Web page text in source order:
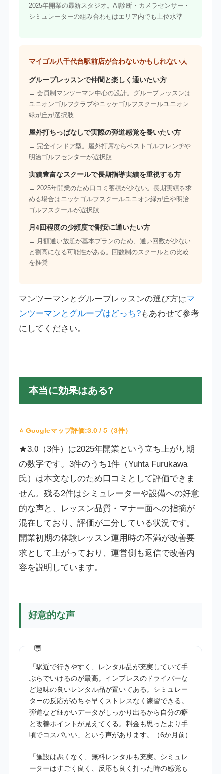
2025年開業の最新スタジオ。AI診断・カメラセンサー・
シミュレーターの組み合わせはエリア内でも上位水準
マイゴル八千代台駅前店が合わないかもしれない人
グループレッスンで仲間と楽しく通いたい方
→ 会員制マンツーマン中心の設計。グループレッスンは
ユニオンゴルフクラブやニッケゴルフスクールユニオン
緑が丘が選択肢
屋外打ちっぱなしで実際の弾道感覚を養いたい方
→ 完全インドア型。屋外打席ならベストゴルフレンヂや
明治ゴルフセンターが選択肢
実績豊富なスクールで長期指導実績を重視する方
→ 2025年開業のため口コミ蓄積が少ない。長期実績を求
める場合はニッケゴルフスクールユニオン緑が丘や明治
ゴルフスクールが選択肢
月4回程度の少頻度で割安に通いたい方
→ 月額通い放題が基本プランのため、通い回数が少ない
と割高になる可能性がある。回数制のスクールとの比較
を推奨
マンツーマンとグループレッスンの選び方はマ
ンツーマンとグループはどっち?もあわせて参考
にしてください。
本当に効果はある?
⭐ Googleマップ評価:3.0/ 5（3件）
★3.0（3件）は2025年開業という立ち上がり期
の数字です。3件のうち1件（Yuhta Furukawa
氏）は本文なしのため口コミとして評価できま
せん。残る2件はシミュレーターや設備への好意
的な声と、レッスン品質・マナー面への指摘が
混在しており、評価が二分している状況です。
開業初期の体験レッスン運用時の不満が改善要
求として上がっており、運営側も返信で改善内
容を説明しています。
好意的な声
「駅近で行きやすく、レンタル品が充実していて手
ぶらでいけるのが最高。インプレスのドライバーな
ど趣味の良いレンタル品が置いてある。シミュレー
ターの反応がめちゃ早くストレスなく練習できる。
弾道など細かいデータがしっかり出るから自分の癖
と改善ポイントが見えてくる。料金も思ったより手
頃でコスパいい」という声があります。（6か月前）
「施設は悪くなく、無料レンタルも充実。シミュレ
ーターはすごく良く、反応も良く打った時の感覚も